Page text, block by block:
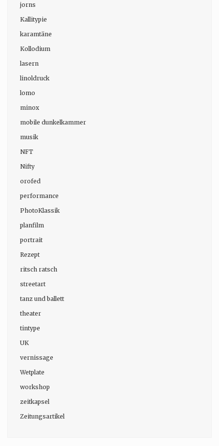
jorns
Kallitypie
karamtäne
Kollodium
lasern
linoldruck
lomo
minox
mobile dunkelkammer
musik
NFT
Nifty
orofed
performance
PhotoKlassik
planfilm
portrait
Rezept
ritsch ratsch
streetart
tanz und ballett
theater
tintype
UK
vernissage
Wetplate
workshop
zeitkapsel
Zeitungsartikel